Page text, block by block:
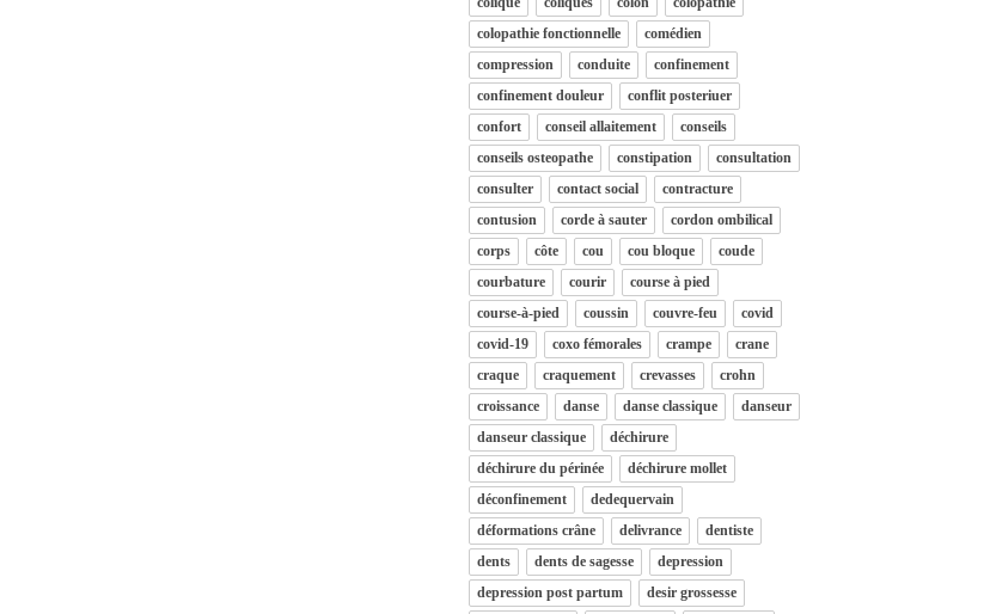
colopathie fonctionnelle
comédien
compression
conduite
confinement
confinement douleur
conflit posteriuer
confort
conseil allaitement
conseils
conseils osteopathe
constipation
consultation
consulter
contact social
contracture
contusion
corde à sauter
cordon ombilical
corps
côte cou cou bloque
coude
courbature
courir
course à pied
course-à-pied
coussin couvre-feu
covid
covid-19
coxo fémorales crampe
crane
craque
craquement crevasses
crohn
croissance
danse danse classique
danseur
danseur classique
déchirure
déchirure du périnée
déchirure mollet
déconfinement
dedequervain
déformations crâne
delivrance
dentiste
dents
dents de sagesse
depression
depression post partum
desir grossesse